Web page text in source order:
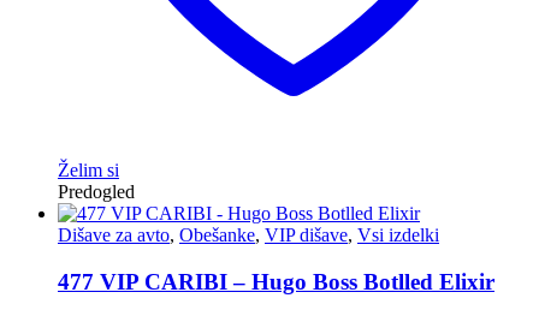
Želim si
Predogled
Dišave za avto, Obešanke, VIP dišave, Vsi izdelki
477 VIP CARIBI – Hugo Boss Botlled Elixir